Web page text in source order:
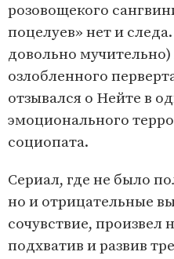
розовощекого
поцелуев» нет и
довольно
озлобленного
отзывался о Нейте в
эмоционального
социопата.
Сериал, где не было
но и отрицательные
сочувствие,
подхватив и развив